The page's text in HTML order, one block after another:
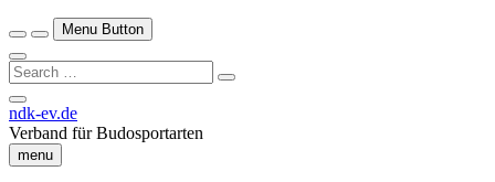
Menu Button
Search
…
Close
Side
Menu
ndk-ev.de
Verband für Budosportarten
menu